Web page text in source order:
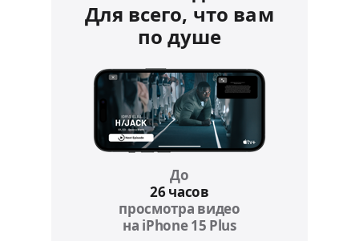
Для всего, что вам
по душе
До
26 часов
просмотра видео
на iPhone 15 PlusRefer to legal